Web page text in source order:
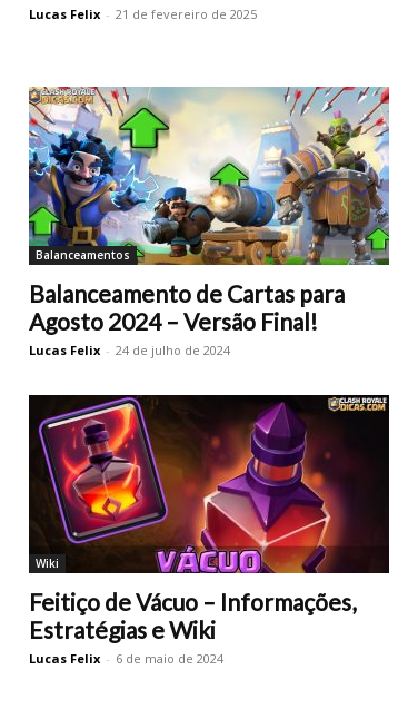
Lucas Felix - 21 de fevereiro de 2025
Balanceamentos
Balanceamento de Cartas para
Agosto 2024 – Versão Final!
Lucas Felix - 24 de julho de 2024
Wiki
Feitiço de Vácuo – Informações,
Estratégias e Wiki
Lucas Felix - 6 de maio de 2024